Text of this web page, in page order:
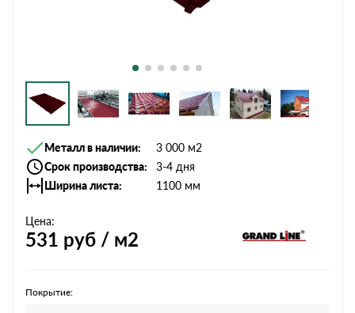
Металл в наличии
3 000 м2
Срок производства
3-4 дня
Ширина листа
1100 мм
Цена:
531 руб / м2
Покрытие: